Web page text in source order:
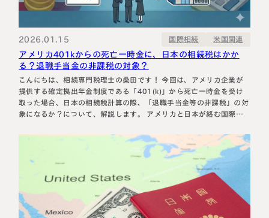
相続を学ぶ
相続に備えたい方へ
生前対策相談について
相続税試算について
料金表
よくある質問
お客様の声
2026.01.15 国際相続 米国関連
アメリカ401kからの死亡一時金に、日本の相続税はかか
る？退職手当金の非課税の対象？
こんにちは、相続専門税理士の桑田です！ 今回は、アメリカ企業が
提供する確定拠出年金制度である「401(k)」から死亡一時金を受け
取った場合、日本の相続税計算の際、「退職手当金等の非課税」の対
象になるか？について、解説します。 アメリカと日本が絡む国際相
いきましょう！ 401kとは 日本の企業型DC（確定拠出年金）のモデ